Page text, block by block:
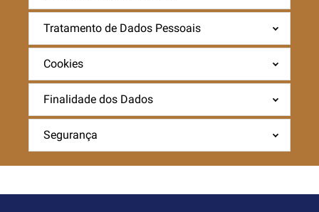
Tratamento de Dados Pessoais
Cookies
Finalidade dos Dados
Segurança